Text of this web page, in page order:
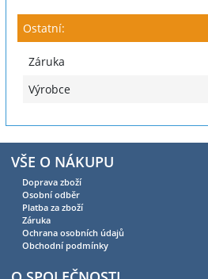
Ostatní:
Záruka
Výrobce
VŠE O NÁKUPU
Doprava zboží
Osobní odběr
Platba za zboží
Záruka
Ochrana osobních údajů
Obchodní podmínky